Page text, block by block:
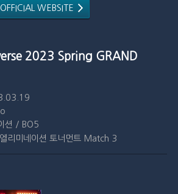
OFFICIAL WEBSITE
2023 Spring GRAND
션 / BO5
리미네이션 토너먼트 Match 3